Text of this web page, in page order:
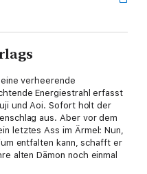
verheerende
Energiestrahl erfasst
und Aoi. Sofort holt der
aus. Aber vor dem
letztes Ass im Ärmel: Nun,
entfalten kann, schafft er
alten Dämon noch einmal